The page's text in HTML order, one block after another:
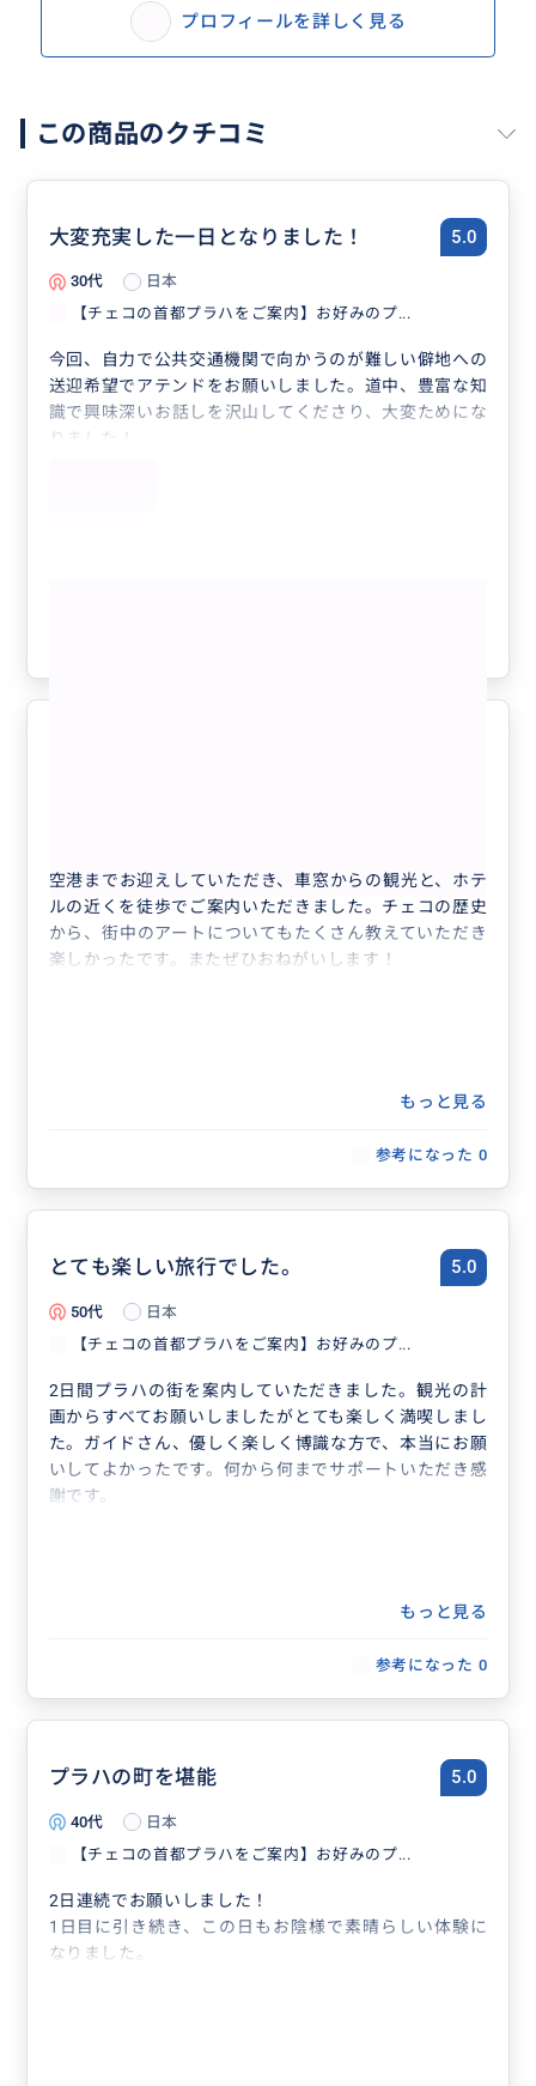
プロフィールを詳しく見る
この商品のクチコミ
大変充実した一日となりました！ 5.0
30代
日本
【チェコの首都プラハをご案内】お好みのプ...
今回、自力で公共交通機関で向かうのが難しい僻地への
送迎希望でアテンドをお願いしました。道中、豊富な知
識で興味深いお話しを沢山してくださり、大変ためにな
りました！
空港までお迎えしていただき、車窓からの観光と、ホテ
ルの近くを徒歩でご案内いただきました。チェコの歴史
から、街中のアートについてもたくさん教えていただき
楽しかったです。またぜひおねがいします！
もっと見る
参考になった 0
とても楽しい旅行でした。 5.0
50代
日本
【チェコの首都プラハをご案内】お好みのプ...
2日間プラハの街を案内していただきました。観光の計
画からすべてお願いしましたがとても楽しく満喫しまし
た。ガイドさん、優しく楽しく博識な方で、本当にお願
いしてよかったです。何から何までサポートいただき感
謝です。
もっと見る
参考になった 0
プラハの町を堪能 5.0
40代
日本
【チェコの首都プラハをご案内】お好みのプ...
2日連続でお願いしました！
1日目に引き続き、この日もお陰様で素晴らしい体験に
なりました。